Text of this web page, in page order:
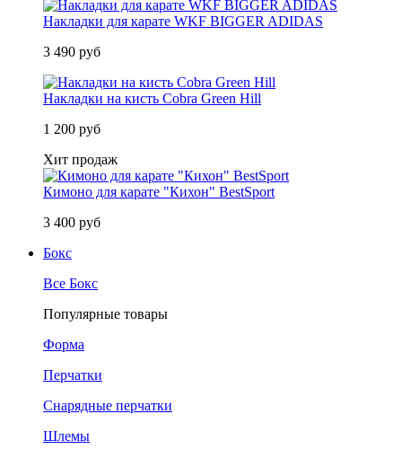
Накладки для карате WKF BIGGER ADIDAS
3 490 руб
Накладки на кисть Cobra Green Hill
1 200 руб
Хит продаж
Кимоно для карате "Кихон" BestSport
3 400 руб
Бокс
Все Бокс
Популярные товары
Форма
Перчатки
Снарядные перчатки
Шлемы